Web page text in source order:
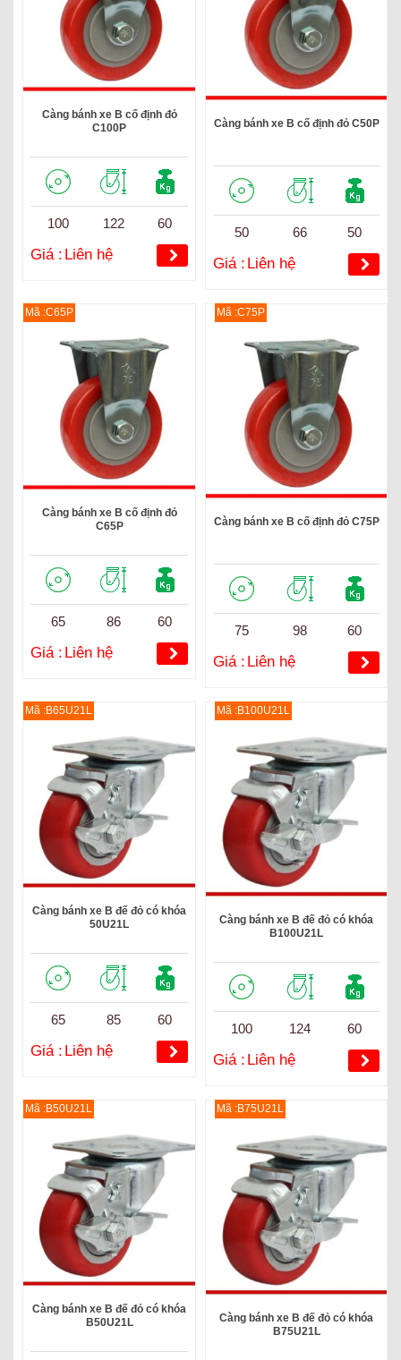
Càng bánh xe B cố định đỏ
C100P
100 122 60
Giá : Liên hệ
Càng bánh xe B cố định đỏ C50P
50 66 50
Giá : Liên hệ
Mã :C65P
Càng bánh xe B cố định đỏ
C65P
65 86 60
Giá : Liên hệ
Mã :C75P
Càng bánh xe B cố định đỏ C75P
75 98 60
Giá : Liên hệ
Mã :B65U21L
Càng bánh xe B đế đỏ có khóa
50U21L
65 85 60
Giá : Liên hệ
Mã :B100U21L
Càng bánh xe B đế đỏ có khóa
B100U21L
100 124 60
Giá : Liên hệ
Mã :B50U21L
Càng bánh xe B đế đỏ có khóa
B50U21L
Mã :B75U21L
Càng bánh xe B đế đỏ có khóa
B75U21L